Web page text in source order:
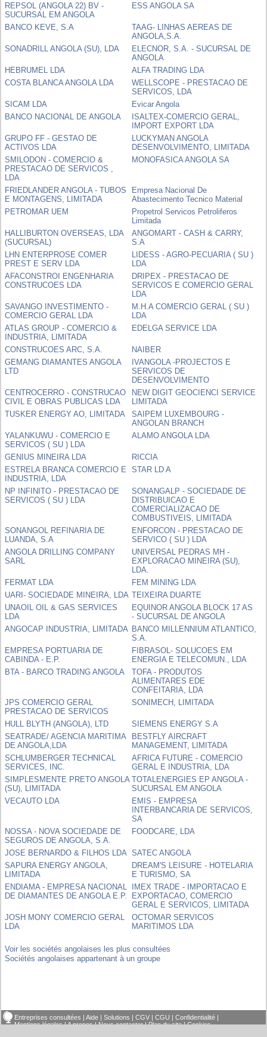
REPSOL (ANGOLA 22) BV -
SUCURSAL EM ANGOLA
ESS ANGOLA SA
BANCO KEVE, S.A
TAAG- LINHAS AEREAS DE
ANGOLA,S.A.
SONADRILL ANGOLA (SU), LDA
ELECNOR, S.A. - SUCURSAL DE
ANGOLA
HEBRUMEL LDA
ALFA TRADING LDA
COSTA BLANCA ANGOLA LDA
WELLSCOPE - PRESTACAO DE
SERVICOS, LDA
SICAM LDA
Evicar Angola
BANCO NACIONAL DE ANGOLA
ISALTEX-COMERCIO GERAL,
IMPORT EXPORT LDA
GRUPO FF - GESTAO DE
ACTIVOS LDA
LUCKYMAN ANGOLA
DESENVOLVIMENTO, LIMITADA
SMILODON - COMERCIO &
PRESTACAO DE SERVICOS ,
LDA
MONOFASICA ANGOLA SA
FRIEDLANDER ANGOLA - TUBOS
E MONTAGENS, LIMITADA
Empresa Nacional De
Abastecimento Tecnico Material
PETROMAR UEM
Propetrol Servicos Petroliferos
Limitada
HALLIBURTON OVERSEAS, LDA
(SUCURSAL)
ANGOMART - CASH & CARRY,
S.A
LHN ENTERPROSE COMER
PREST E SERV LDA
LIDESS - AGRO-PECUARIA ( SU )
LDA
AFACONSTROI ENGENHARIA
CONSTRUCOES LDA
DRIPEX - PRESTACAO DE
SERVICOS E COMERCIO GERAL
LDA
SAVANGO INVESTIMENTO -
COMERCIO GERAL LDA
M.H.A COMERCIO GERAL ( SU )
LDA
ATLAS GROUP - COMERCIO &
INDUSTRIA, LIMITADA
EDELGA SERVICE LDA
CONSTRUCOES ARC, S.A.
NAIBER
GEMANG DIAMANTES ANGOLA
LTD
IVANGOLA -PROJECTOS E
SERVICOS DE
DESENVOLVIMENTO
CENTROCERRO - CONSTRUCAO
CIVIL E OBRAS PUBLICAS LDA
NEW DIGIT GEOCIENCI SERVICE
LIMITADA
TUSKER ENERGY AO, LIMITADA
SAIPEM LUXEMBOURG -
ANGOLAN BRANCH
YALANKUWU - COMERCIO E
SERVICOS ( SU ) LDA
ALAMO ANGOLA LDA
GENIUS MINEIRA LDA
RICCIA
ESTRELA BRANCA COMERCIO E
INDUSTRIA, LDA
STAR LD A
NP INFINITO - PRESTACAO DE
SERVICOS ( SU ) LDA
SONANGALP - SOCIEDADE DE
DISTRIBUICAO E
COMERCIALIZACAO DE
COMBUSTIVEIS, LIMITADA
SONANGOL REFINARIA DE
LUANDA, S.A
ENFORCON - PRESTACAO DE
SERVICO ( SU ) LDA
ANGOLA DRILLING COMPANY
SARL
UNIVERSAL PEDRAS MH -
EXPLORACAO MINEIRA (SU),
LDA.
FERMAT LDA
FEM MINING LDA
UARI- SOCIEDADE MINEIRA, LDA TEIXEIRA DUARTE
UNAOIL OIL & GAS SERVICES
LDA
EQUINOR ANGOLA BLOCK 17 AS
- SUCURSAL DE ANGOLA
ANGOCAP INDUSTRIA, LIMITADA BANCO MILLENNIUM ATLANTICO,
S.A.
EMPRESA PORTUARIA DE
CABINDA - E.P.
FIBRASOL- SOLUCOES EM
ENERGIA E TELECOMUN., LDA
BTA - BARCO TRADING ANGOLA
TOFA - PRODUTOS
ALIMENTARES EDE
CONFEITARIA, LDA
JPS COMERCIO GERAL
PRESTACAO DE SERVICOS
SONIMECH, LIMITADA
HULL BLYTH (ANGOLA), LTD
SIEMENS ENERGY S.A
SEATRADE/ AGENCIA MARITIMA
DE ANGOLA,LDA
BESTFLY AIRCRAFT
MANAGEMENT, LIMITADA
SCHLUMBERGER TECHNICAL
SERVICES, INC.
AFRICA FUTURE - COMERCIO
GERAL E INDUSTRIA, LDA
SIMPLESMENTE PRETO ANGOLA
(SU), LIMITADA
TOTALENERGIES EP ANGOLA -
SUCURSAL EM ANGOLA
VECAUTO LDA
EMIS - EMPRESA
INTERBANCARIA DE SERVICOS,
SA
NOSSA - NOVA SOCIEDADE DE
SEGUROS DE ANGOLA, S.A.
FOODCARE, LDA
JOSE BERNARDO & FILHOS LDA
SATEC ANGOLA
SAPURA ENERGY ANGOLA,
LIMITADA
DREAM'S LEISURE - HOTELARIA
E TURISMO, SA
ENDIAMA - EMPRESA NACIONAL
DE DIAMANTES DE ANGOLA E.P.
IMEX TRADE - IMPORTACAO E
EXPORTACAO, COMERCIO
GERAL E SERVICOS, LIMITADA
JOSH MONY COMERCIO GERAL
LDA
OCTOMAR SERVICOS
MARITIMOS LDA
Voir les sociétés angolaises les plus consultées
Sociétés angolaises appartenant à un groupe
Entreprises consultées |Aide |Solutions |CGV |CGU |Confidentialité |
Mentions légales|A propos|Nous contacter|Plan du site|Cookies